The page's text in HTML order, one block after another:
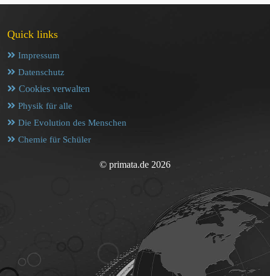
Quick links
Impressum
Datenschutz
Cookies verwalten
Physik für alle
Die Evolution des Menschen
Chemie für Schüler
© primata.de 2026